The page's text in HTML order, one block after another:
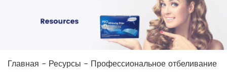
Главная - Ресурсы - Профессиональное отбеливание